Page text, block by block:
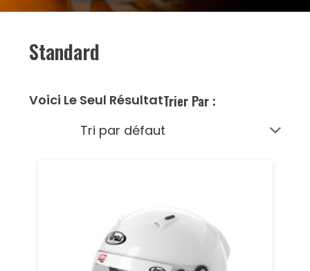
Standard
Voici Le Seul RésultatTrier Par :